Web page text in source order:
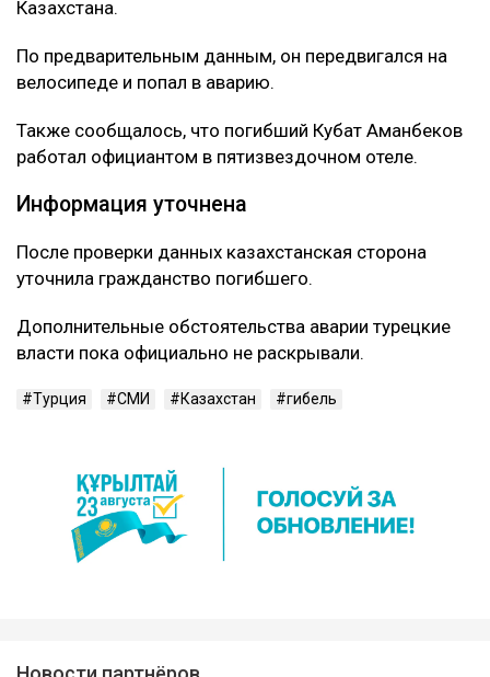
Казахстана.
По предварительным данным, он передвигался на
велосипеде и попал в аварию.
Также сообщалось, что погибший Кубат Аманбеков
работал официантом в пятизвездочном отеле.
Информация уточнена
После проверки данных казахстанская сторона
уточнила гражданство погибшего.
Дополнительные обстоятельства аварии турецкие
власти пока официально не раскрывали.
Турция СМИ Казахстан гибель